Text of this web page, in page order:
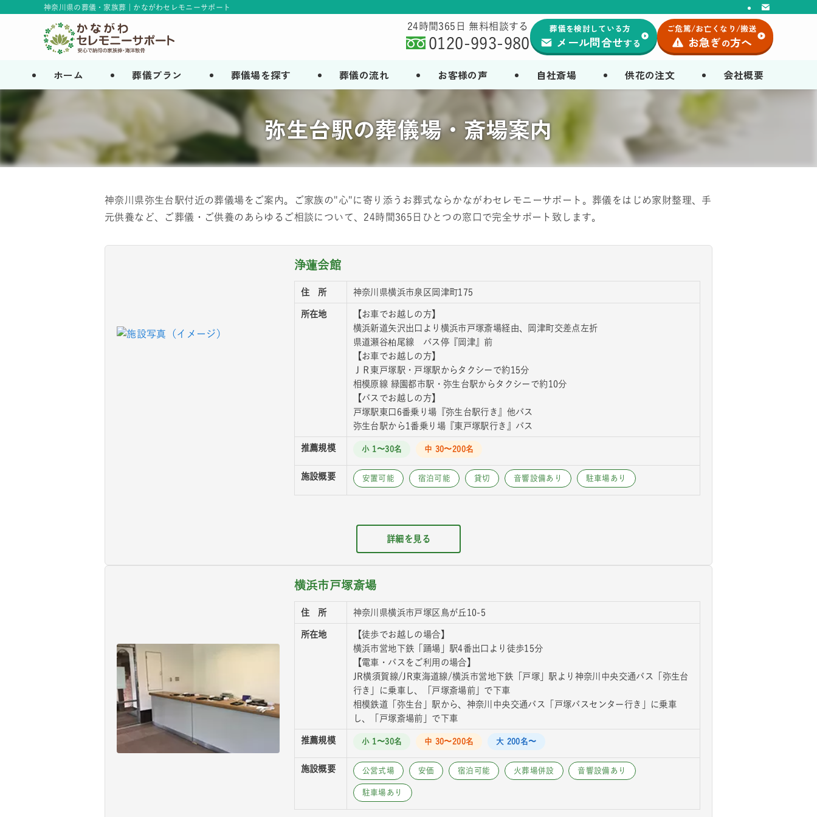
神奈川県の葬儀・家族葬 | かながわセレモニーサポート
ホーム 葬儀プラン 葬儀場を探す 葬儀の流れ お客様の声 自社斎場 供花の注文 会社概要
24時間365日 無料相談する
0120-993-980
葬儀を検討している方
メール問合せする
ご危篤/お亡くなり/搬送
お急ぎの方へ
弥生台駅の葬儀場・斎場案内
神奈川県弥生台駅付近の葬儀場をご案内。ご家族の"心"に寄り添うお葬式ならかながわセレモニーサポート。葬儀をはじめ家財整理、手
元供養など、ご葬儀・ご供養のあらゆるご相談について、24時間365日ひとつの窓口で完全サポート致します。
浄蓮会館
住 所 神奈川県横浜市泉区岡津町175
所在地
【お車でお越しの方】
横浜新道矢沢出口より横浜市戸塚斎場経由、岡津町交差点左折
県道瀬谷柏尾線 バス停『岡津』前
【お車でお越しの方】
ＪＲ東戸塚駅・戸塚駅からタクシーで約15分
相模原線 緑園都市駅・弥生台駅からタクシーで約10分
【バスでお越しの方】
戸塚駅東口6番乗り場『弥生台駅行き』他バス
弥生台駅から1番乗り場『東戸塚駅行き』バス
推薦規模 小 1〜30名 中 30〜200名
施設概要 安置可能 宿泊可能 貸切 音響設備あり 駐車場あり
詳細を見る
横浜市戸塚斎場
住 所 神奈川県横浜市戸塚区鳥が丘10-5
所在地
【徒歩でお越しの場合】
横浜市営地下鉄「踊場」駅4番出口より徒歩15分
【電車・バスをご利用の場合】
JR横須賀線/JR東海道線/横浜市営地下鉄「戸塚」駅より神奈川中央交通バス「弥生台
行き」に乗車し、「戸塚斎場前」で下車
相模鉄道「弥生台」駅から、神奈川中央交通バス「戸塚バスセンター行き」に乗車
し、「戸塚斎場前」で下車
推薦規模 小 1〜30名 中 30〜200名 大 200名〜
施設概要 公営式場 安価 宿泊可能 火葬場併設 音響設備あり
駐車場あり